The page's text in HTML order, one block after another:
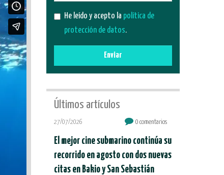
He leído y acepto la política de
protección de datos.
Enviar
Últimos artículos
27/07/2026 0 comentarios
El mejor cine submarino continúa su
recorrido en agosto con dos nuevas
citas en Bakio y San Sebastián